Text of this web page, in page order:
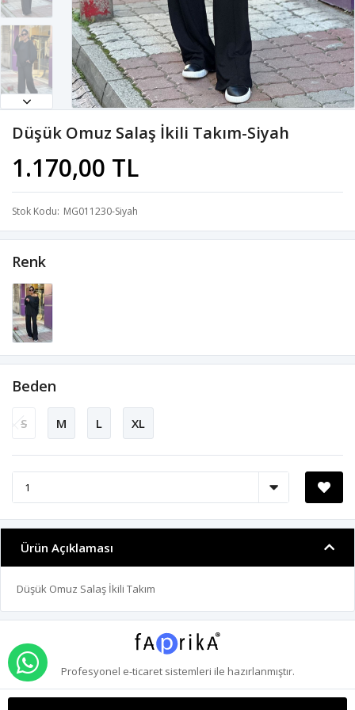
Düşük Omuz Salaş İkili Takım-Siyah
1.170,00 TL
Stok Kodu MG011230-Siyah
Renk
Beden
S M L XL
Ürün Açıklaması
Düşük Omuz Salaş İkili Takım
Profesyonel e-ticaretsistemleri ile hazırlanmıştır.